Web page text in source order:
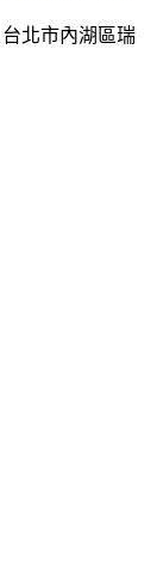
台北市內湖區瑞